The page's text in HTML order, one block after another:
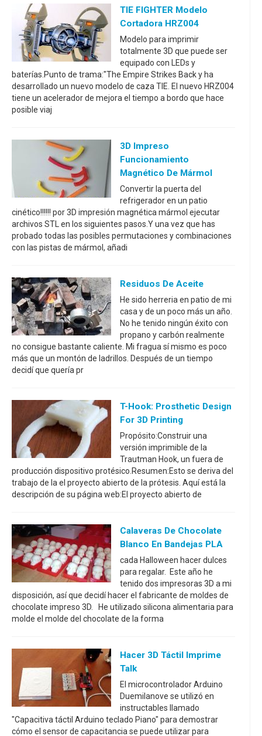
TIE FIGHTER Modelo
Cortadora HRZ004
Modelo para imprimir
totalmente 3D que puede ser
equipado con LEDs y
baterías.Punto de trama:"The Empire Strikes Back y ha
desarrollado un nuevo modelo de caza TIE. El nuevo HRZ004
tiene un acelerador de mejora el tiempo a bordo que hace
posible viaj
3D Impreso
Funcionamiento
Magnético De Mármol
Convertir la puerta del
refrigerador en un patio
cinético!!!!!! por 3D impresión magnética mármol ejecutar
archivos STL en los siguientes pasos.Y una vez que has
probado todas las posibles permutaciones y combinaciones
con las pistas de mármol, añadi
Residuos De Aceite
He sido herreria en patio de mi
casa y de un poco más un año.
No he tenido ningún éxito con
propano y carbón realmente
no consigue bastante caliente. Mi fragua sí mismo es poco
más que un montón de ladrillos. Después de un tiempo
decidí que quería pr
T-Hook: Prosthetic Design
For 3D Printing
Propósito:Construir una
versión imprimible de la
Trautman Hook, un fuera de
producción dispositivo protésico.Resumen:Esto se deriva del
trabajo de la el proyecto abierto de la prótesis. Aquí está la
descripción de su página web:El proyecto abierto de
Calaveras De Chocolate
Blanco En Bandejas PLA
cada Halloween hacer dulces
para regalar. Este año he
tenido dos impresoras 3D a mi
disposición, así que decidí hacer el fabricante de moldes de
chocolate impreso 3D. He utilizado silicona alimentaria para
molde el molde del chocolate de la forma
Hacer 3D Táctil Imprime
Talk
El microcontrolador Arduino
Duemilanove se utilizó en
instructables llamado
"Capacitiva táctil Arduino teclado Piano" para demostrar
cómo el sensor de capacitancia se puede utilizar para